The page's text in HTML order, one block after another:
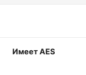
Имеет AES